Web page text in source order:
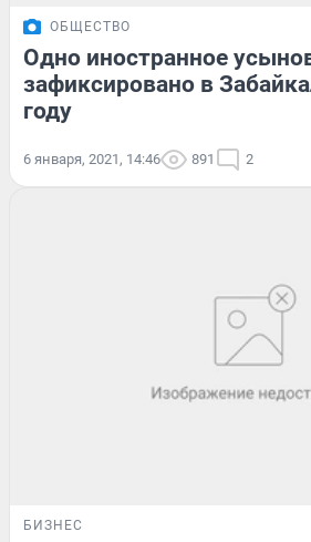
ОБЩЕСТВО
Одно иностранное
зафиксировано в
году
6 января, 2021, 14:46 891 2
БИЗНЕС